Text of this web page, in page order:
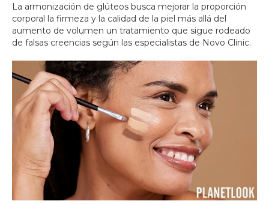
La armonización de glúteos busca mejorar la proporción
corporal la firmeza y la calidad de la piel más allá del
aumento de volumen un tratamiento que sigue rodeado
de falsas creencias según las especialistas de Novo Clinic.